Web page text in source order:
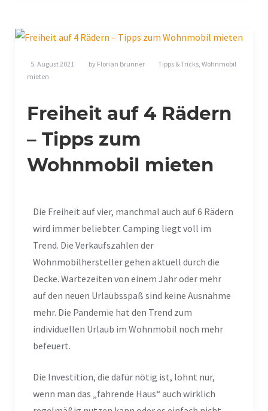
5. August 2021 by Florian Brunner Tipps & Tricks, Wohnmobil
mieten
Freiheit auf 4 Rädern
– Tipps zum
Wohnmobil mieten
Die Freiheit auf vier, manchmal auch auf 6 Rädern
wird immer beliebter. Camping liegt voll im
Trend. Die Verkaufszahlen der
Wohnmobilhersteller gehen aktuell durch die
Decke. Wartezeiten von einem Jahr oder mehr
auf den neuen Urlaubsspaß sind keine Ausnahme
mehr. Die Pandemie hat den Trend zum
individuellen Urlaub im Wohnmobil noch mehr
befeuert.
Die Investition, die dafür nötig ist, lohnt nur,
wenn man das „fahrende Haus“ auch wirklich